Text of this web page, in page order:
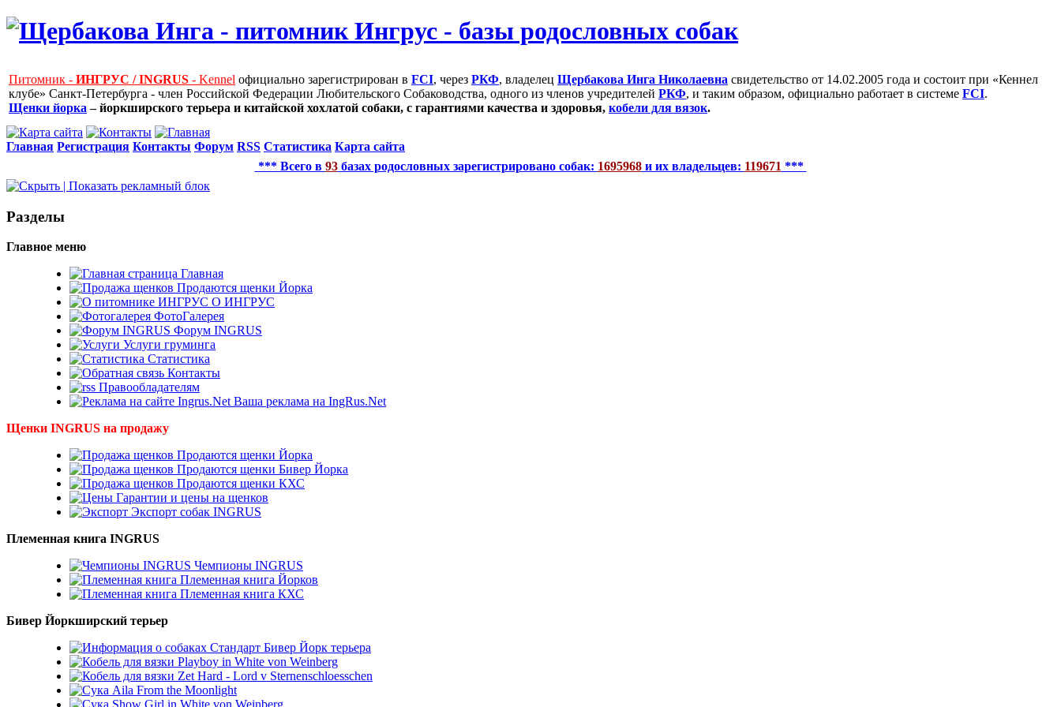
Питомник - ИНГРУС / INGRUS - Kennel официально зарегистрирован в FCI, через РКФ, владелец Щербакова Инга Николаевна свидетельство от 14.02.2005 года и состоит при «Кеннел
клубе» Санкт-Петербурга - член Российской Федерации Любительского Собаководства, одного из членов учредителей РКФ, и таким образом, официально работает в системе FCI.
Щенки йорка – йоркширского терьера и китайской хохлатой собаки, с гарантиями качества и здоровья, кобели для вязок.
Главная Регистрация Контакты Форум RSS Статистика Карта сайта
*** Всего в 93базах родословных зарегистрировано собак: 1695968и их владельцев: 119671 ***
Рaзделы
Главное меню
Главная
Продаются щенки Йорка
О ИНГРУС
ФотоГалерея
Форум INGRUS
Услуги груминга
Статистика
Контакты
Правообладателям
Ваша реклама на IngRus.Net
Щенки INGRUS на продажу
Продаются щенки Йорка
Продаются щенки Бивер Йорка
Продаются щенки КХС
Гарантии и цены на щенков
Экспорт собак INGRUS
Племенная книга INGRUS
Чемпионы INGRUS
Племенная книга Йорков
Племенная книга КХС
Бивер Йоркширский терьер
Стандарт Бивер Йорк терьера
Playboy in White von Weinberg
Zet Hard - Lord v Sternenschloesschen
Aila From the Moonlight